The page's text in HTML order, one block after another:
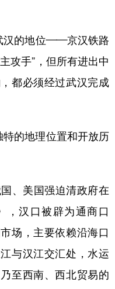
的地位——京汉铁路
攻手”，但所有进出中
都必须经过武汉完成
的地理位置和开放历
、美国强迫清政府在
，汉口被辟为通商口
场，主要依赖沿海口
与汉江交汇处，水运
至西南、西北贸易的